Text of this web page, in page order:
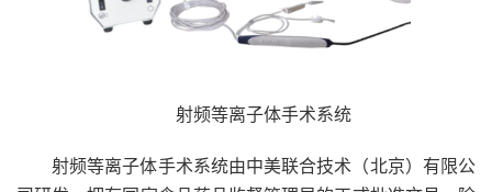
射频等离子体手术系统
射频等离子体手术系统由中美联合技术（北京）有限公